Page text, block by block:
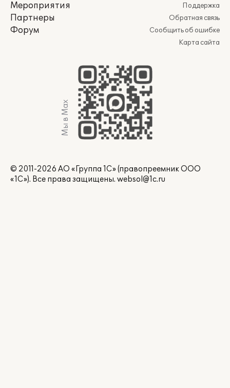
Мероприятия
Партнеры
Форум
Поддержка
Обратная связь
Сообщить об ошибке
Карта сайта
Мы в Max
© 2011-2026 АО «Группа 1С» (правопреемник ООО
«1С»). Все права защищены. websol@1c.ru